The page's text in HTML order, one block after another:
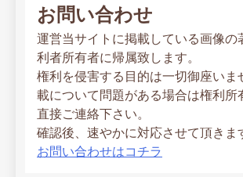
お問い合わせ
運営当サイトに掲載している画像の
利者所有者に帰属致します。
権利を侵害する目的は一切御座いま
載について問題がある場合は権利所
直接ご連絡下さい。
確認後、速やかに対応させて頂きま
お問い合わせはコチラ